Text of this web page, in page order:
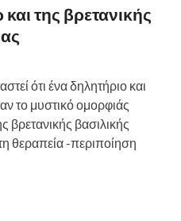
της βρετανικής
ότι ένα δηλητήριο και
το μυστικό ομορφιάς
βρετανικής βασιλικής
θεραπεία -περιποίηση